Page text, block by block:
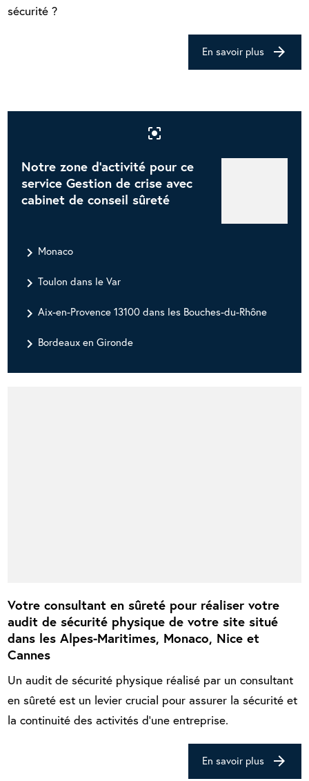
sécurité ?
En savoir plus arrow_forward
center_focus_strong
Notre zone d'activité pour ce
service Gestion de crise avec
cabinet de conseil sûreté
navigate_next Monaco
navigate_nextToulon dans le Var
navigate_nextAix-en-Provence 13100 dans les Bouches-du-Rhône
navigate_next Bordeaux en Gironde
Votre consultant en sûreté pour réaliser votre
audit de sécurité physique de votre site situé
dans les Alpes-Maritimes, Monaco, Nice et
Cannes
Un audit de sécurité physique réalisé par un consultant
en sûreté est un levier crucial pour assurer la sécurité et
la continuité des activités d'une entreprise.
En savoir plus arrow_forward